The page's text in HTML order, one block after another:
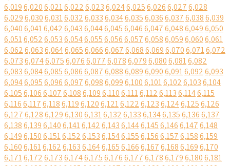
6,0196,0206,0216,0226,0236,0246,0256,0266,0276,028
6,0296,0306,0316,0326,0336,0346,0356,0366,0376,0386,039
6,0406,0416,0426,0436,0446,0456,0466,0476,0486,0496,050
6,0516,0526,0536,0546,0556,0566,0576,0586,0596,0606,061
6,0626,0636,0646,0656,0666,0676,0686,0696,0706,0716,072
6,0736,0746,0756,0766,0776,0786,0796,0806,0816,082
6,0836,0846,0856,0866,0876,0886,0896,0906,0916,0926,093
6,0946,0956,0966,0976,0986,0996,1006,1016,1026,1036,104
6,1056,1066,1076,1086,1096,1106,1116,1126,1136,1146,115
6,1166,1176,1186,1196,1206,1216,1226,1236,1246,1256,126
6,1276,1286,1296,1306,1316,1326,1336,1346,1356,1366,137
6,1386,1396,1406,1416,1426,1436,1446,1456,1466,1476,148
6,1496,1506,1516,1526,1536,1546,1556,1566,1576,1586,159
6,1606,1616,1626,1636,1646,1656,1666,1676,1686,1696,170
6,1716,1726,1736,1746,1756,1766,1776,1786,1796,1806,181